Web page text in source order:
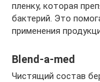
пленку, которая
бактерий. Это
применения
Blend-a-med
Чистящий состав